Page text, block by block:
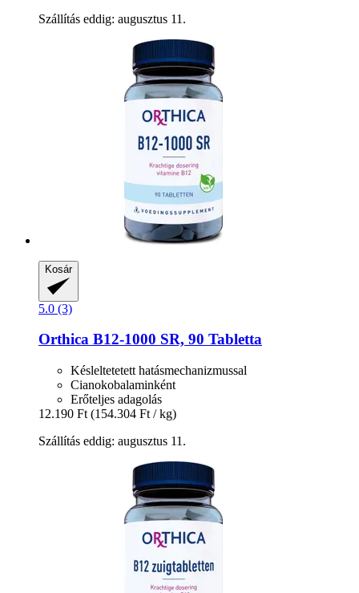
Szállítás eddig: augusztus 11.
Kosár
5.0 (3)
Orthica B12-​1000 SR, 90 Tabletta
Késleltetetett hatásmechanizmussal
Cianokobalaminként
Erőteljes adagolás
12.190 Ft (154.304 Ft / kg)
Szállítás eddig: augusztus 11.